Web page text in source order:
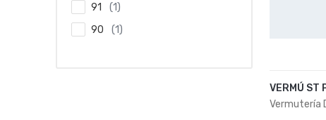
91 (1)
90 (1)
VERMÚ ST
Vermutería